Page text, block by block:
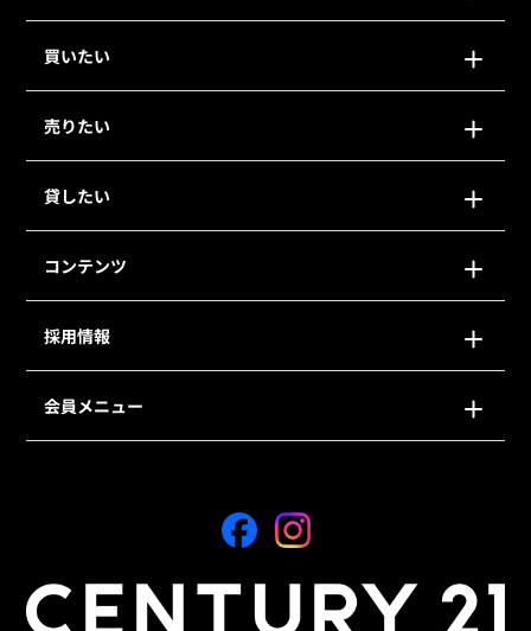
買いたい
売りたい
貸したい
コンテンツ
採用情報
会員メニュー